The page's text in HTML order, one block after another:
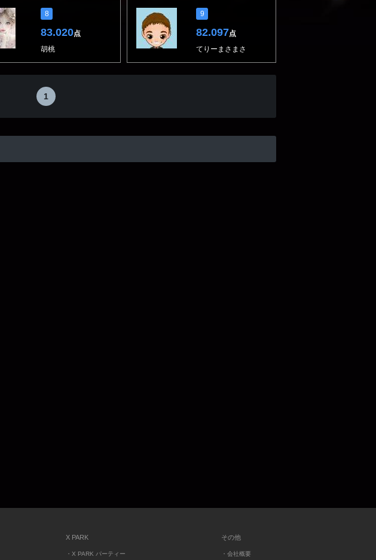
8
83.020点
胡桃
9
82.097点
てりーまさまさ
1
X PARK
・X PARK パーティー
その他
・会社概要